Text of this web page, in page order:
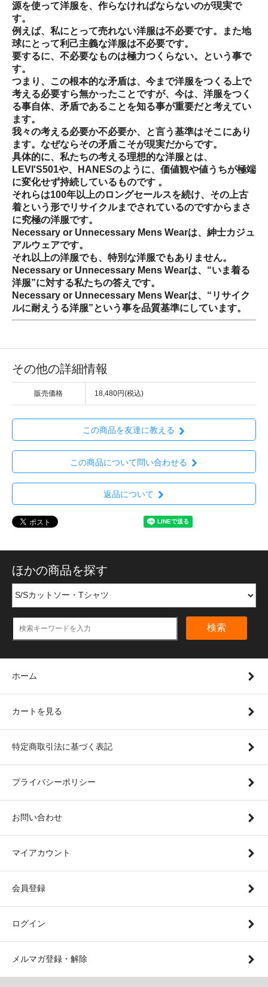
源を使って洋服を、作らなければならないのが現実で
す。
例えば、私にとって売れない洋服は不必要です。また地
球にとって利己主義な洋服は不必要です。
要するに、不必要なものは極力つくらない。という事で
す。
つまり、この根本的な矛盾は、今まで洋服をつくる上で
考える必要すら無かったことですが、今は、洋服をつく
る事自体、矛盾であることを知る事が重要だと考えてい
ます。
我々の考える必要か不必要か、と言う基準はそこにあり
ます。なぜならその矛盾こそが現実だからです。
具体的に、私たちの考える理想的な洋服とは、
LEVI'S501や、HANESのように、価値観や値うちが極端
に変化せず持続しているものです 。
それらは100年以上のロングセールスを続け、その上古
着という形でリサイクルまでされているのですからまさ
に究極の洋服です。
Necessary or Unnecessary Mens Wearは、紳士カジュ
アルウェアです。
それ以上の洋服でも、特別な洋服でもありません。
Necessary or Unnecessary Mens Wearは、“いま着る
洋服”に対する私たちの答えです。
Necessary or Unnecessary Mens Wearは、“リサイク
ルに耐えうる洋服”という事を品質基準にしています。
その他の詳細情報
販売価格 18,480円(税込)
この商品を友達に教える
この商品について問い合わせる
返品について
ほかの商品を探す
検索
ホーム
カートを見る
特定商取引法に基づく表記
プライバシーポリシー
お問い合わせ
マイアカウント
会員登録
ログイン
メルマガ登録・解除